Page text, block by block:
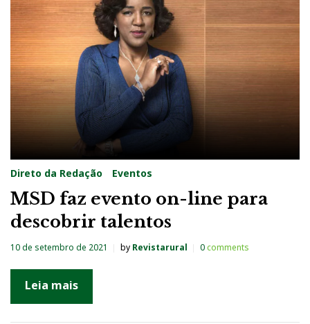
Direto da Redação Eventos
MSD faz evento on-line para
descobrir talentos
10 de setembro de 2021 by Revistarural 0comments
Leia mais